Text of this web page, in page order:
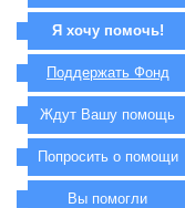
Я хочу помочь!
Поддержать Фонд
Ждут Вашу помощь
Попросить о помощи
Вы помогли